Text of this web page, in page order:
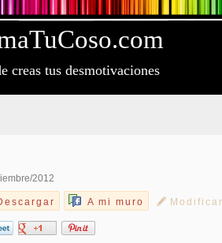
TuCoso.com
creas tus desmotivaciones
2012
A mi muro